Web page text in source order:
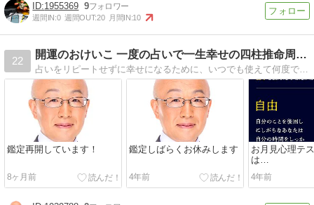
1955369 9
週間IN:0 週間OUT:20 月間IN:10
22
開運のおけいこ 一度の占いで一生幸せの四柱推命周利庵のブログ
占いをリピートせずに幸せになるために、いつでも使えて何度でも繰り返せる開運のヒント。幸せや運勢について考えてみたたことを書きとめます。
鑑定再開しています！
8ヶ月前
鑑定しばらくお休みします
4年前
お月見心理テ
は…
4年前